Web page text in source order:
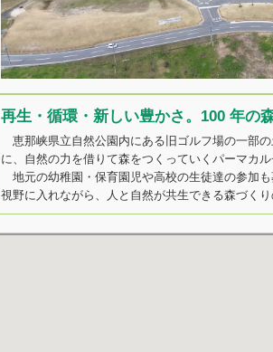
再生・循環・新しい豊かさ。100 年の
恵那峡県立自然公園内にある旧ゴルフ場の一部
に、自然の力を借りて森をつくっていくパーマカ
地元の幼稚園・保育園児や高校の生徒達の参加
視野に入れながら、人と自然が共生できる森づく